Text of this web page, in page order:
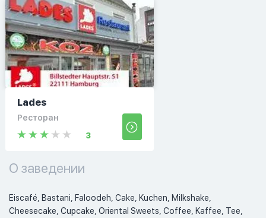
Lades
Ресторан
3
О заведении
Eiscafé, Bastani, Faloodeh, Cake, Kuchen, Milkshake,
Cheesecake, Cupcake, Oriental Sweets, Coffee, Kaffee, Tee,